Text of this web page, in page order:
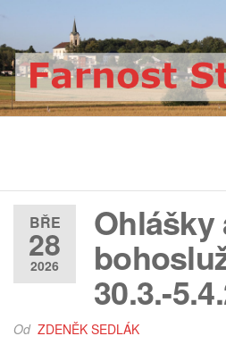
obsah
Farnost
BŘE
28
2026
Ohlášky
30.3.-
Od ZDENĚK SEDLÁK